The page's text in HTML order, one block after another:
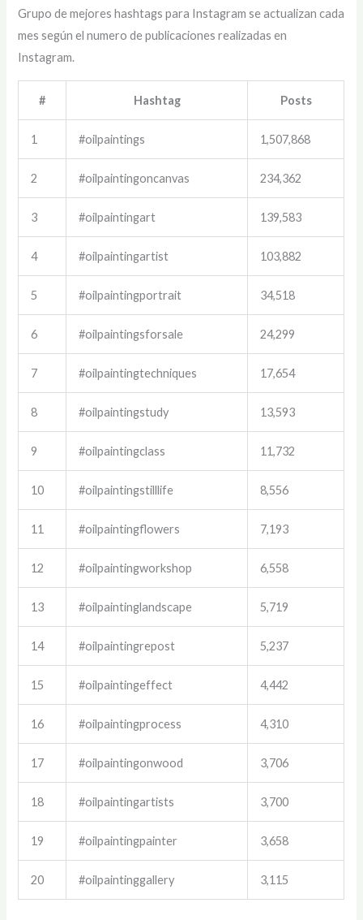
Grupo de mejores hashtags para Instagram se actualizan cada
mes según el numero de publicaciones realizadas en
Instagram.
# Hashtag Posts
1 #oilpaintings 1,507,868
2 #oilpaintingoncanvas 234,362
3 #oilpaintingart 139,583
4 #oilpaintingartist 103,882
5 #oilpaintingportrait 34,518
6 #oilpaintingsforsale 24,299
7 #oilpaintingtechniques 17,654
8 #oilpaintingstudy 13,593
9 #oilpaintingclass 11,732
10 #oilpaintingstilllife 8,556
11 #oilpaintingflowers 7,193
12 #oilpaintingworkshop 6,558
13 #oilpaintinglandscape 5,719
14 #oilpaintingrepost 5,237
15 #oilpaintingeffect 4,442
16 #oilpaintingprocess 4,310
17 #oilpaintingonwood 3,706
18 #oilpaintingartists 3,700
19 #oilpaintingpainter 3,658
20 #oilpaintinggallery 3,115